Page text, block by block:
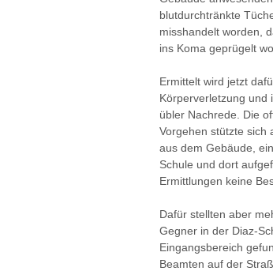
blutdurchtränkte
misshandelt worden,
ins Koma geprügelt
Ermittelt wird jetzt
Körperverletzung und
übler Nachrede. Die
Vorgehen stützte sich
aus dem Gebäude,
Schule und dort
Ermittlungen keine
Dafür stellten aber
Gegner in der Diaz-
Eingangsbereich
Beamten auf der